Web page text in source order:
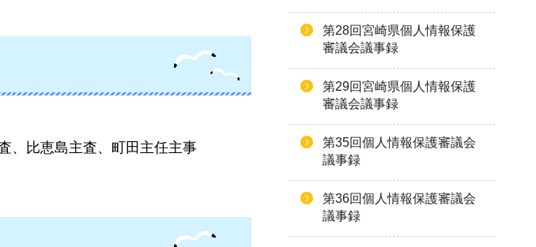
、比恵島主査、町田主任主事
第28回宮崎県個人情報保護
審議会議事録
第29回宮崎県個人情報保護
審議会議事録
第35回個人情報保護審議会
議事録
第36回個人情報保護審議会
議事録